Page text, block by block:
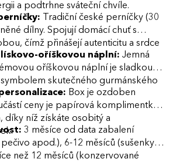
a podtrhne sváteční chvíle.
Tradiční české perníčky (30
dílny. Spojují domácí chuť s
čímž přinášejí autenticitu a srdce
oříškovou náplní: Jemná
oříškovou náplní je sladkou
skutečného gurmánského
Box je ozdoben
ceny je papírová komplimentka
díky níž získáte osobitý a
3 měsíce od data zabalení
apod.), 6-12 měsíců (sušenky,
než 12 měsíců (konzervované